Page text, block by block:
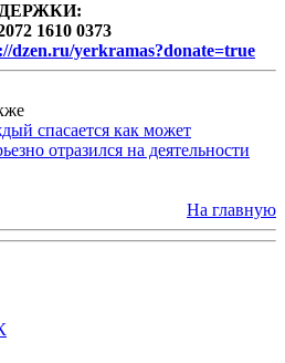
1610 0373
dzen.ru/yerkramas?donate=true
спасается как может
отразился на деятельности
На главную